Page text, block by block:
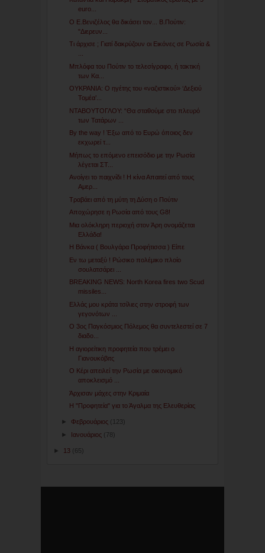
euro...
Ο E.Bενιζέλος θα δικάσει τον... Β.Πούτιν:
"Διερευν...
Tι άρχισε ; Γιατί δακρύζουν οι Εικόνες σε Ρωσία &
Μπλόφα του Πούτιν το τελεσίγραφο, ή τακτική
των Κα...
ΟΥΚΡΑΝΙΑ: Ο ηγέτης του «ναζιστικού» ‘Δεξιού
Τομέα’...
ΝΤΑΒΟΥΤΟΓΛΟΥ: “Θα σταθούμε στο πλευρό
των Τατάρων ...
By the way ! Έξω από το Ευρώ όποιος δεν
εκχωρεί τ...
Μήπως το επόμενο επεισόδιο με την Ρωσία
λέγεται ΣΤ...
Ανοίγει το παιχνίδι ! Η κίνα Απαιτεί από τους
Αμερ...
Τραβάει από τη μύτη τη Δύση ο Πούτιν
Αποχώρησε η Ρωσία από τους G8!
Μια ολόκληρη περιοχή στον Άρη ονομάζεται
Ελλάδα!
Η Βάνκα ( Βουλγάρα Προφήτισσα ) Είπε
Εν τω μεταξύ ! Ρώσικο πολέμικο πλοίο
σουλατσάρει ...
BREAKING NEWS: North Korea fires two Scud
missiles...
Ελλάς μου κράτα τσίλιες στην στροφή των
γεγονότων ...
Ο 3ος Παγκόσμιος Πόλεμος θα συντελεστεί σε 7
διαδο...
Η αγιορείτικη προφητεία που τρέμει ο
Γιανουκόβιτς
Ο Κέρι απειλεί την Ρωσία με οικονομικό
αποκλεισμό ...
Άρχισαν μάχες στην Κριμαία
Η "Προφητεία" για το Άγαλμα της Ελευθερίας
► Φεβρουάριος (123)
► Ιανουάριος (78)
► 13 (65)